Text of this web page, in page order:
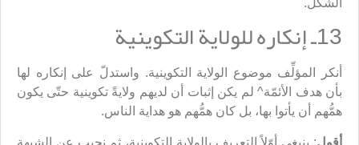
الشكل.
13ـ إنكاره للولاية التكوينية
أنكر المؤلِّف موضوع الولاية التكوينية. واستدلّ على إنكاره لها
بأن هدف الأئمّة^ لم يكن إثبات أن لديهم ولايةً تكوينية حتّى يكون
همُّهم أن يأتوا بها، بل كان همُّهم هو هداية الناس.
أقول: ينبغي أوّلاً التعريف بالولاية التكوينية، ثم نجيب عن الشبهة